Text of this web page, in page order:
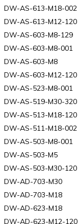
DW-AS-613-M18-002
DW-AS-613-M12-120
DW-AS-603-M8-129
DW-AS-603-M8-001
DW-AS-603-M8
DW-AS-603-M12-120
DW-AS-523-M8-001
DW-AS-519-M30-320
DW-AS-513-M18-120
DW-AS-511-M18-002
DW-AS-503-M8-001
DW-AS-503-M5
DW-AS-503-M30-120
DW-AD-703-M30
DW-AD-703-M18
DW-AD-623-M18
DW-AD-623-M12-120